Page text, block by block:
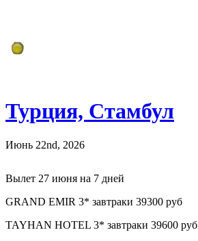
Турция, Стамбул
Июнь 22nd, 2026
Вылет 27 июня на 7 дней
GRAND EMIR 3* завтраки 39300 руб
TAYHAN HOTEL 3* завтраки 39600 руб